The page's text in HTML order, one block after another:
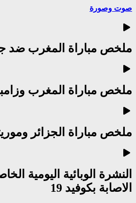
صوت وصورة
ملخص مباراة المغرب ضد
ملخص مباراة المغرب
ملخص مباراة الجزائر
النشرة الوبائية اليومية
الاصابة بكوفيد 19